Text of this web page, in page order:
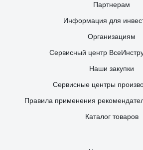
Партнерам
Информация для
Организациям
Сервисный центр
Наши закупки
Сервисные центры
Правила применения
Каталог товаров